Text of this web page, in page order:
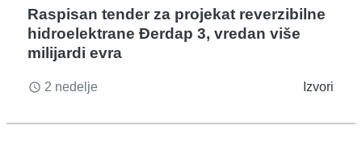
Raspisan tender za projekat reverzibilne
hidroelektrane Đerdap 3, vredan više
milijardi evra
access_time 2 nedelje Izvori